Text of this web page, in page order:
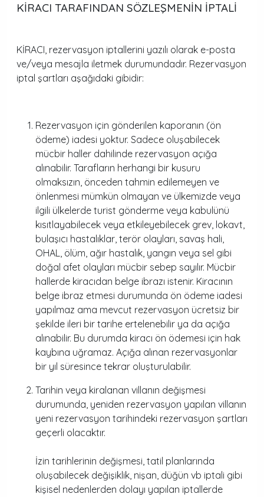
KİRACI TARAFINDAN SÖZLEŞMENİN İPTALİ
KİRACI, rezervasyon iptallerini yazılı olarak e-posta
ve/veya mesajla iletmek durumundadır. Rezervasyon
iptal şartları aşağıdaki gibidir:
Rezervasyon için gönderilen kaporanın (ön
ödeme) iadesi yoktur. Sadece oluşabilecek
mücbir haller dahilinde rezervasyon açığa
alınabilir. Tarafların herhangi bir kusuru
olmaksızın, önceden tahmin edilemeyen ve
önlenmesi mümkün olmayan ve ülkemizde veya
ilgili ülkelerde turist gönderme veya kabulünü
kısıtlayabilecek veya etkileyebilecek grev, lokavt,
bulaşıcı hastalıklar, terör olayları, savaş hali,
OHAL, ölüm, ağır hastalık, yangın veya sel gibi
doğal afet olayları mücbir sebep sayılır. Mücbir
hallerde kiracıdan belge ibrazı istenir. Kiracının
belge ibraz etmesi durumunda ön ödeme iadesi
yapılmaz ama mevcut rezervasyon ücretsiz bir
şekilde ileri bir tarihe ertelenebilir ya da açığa
alınabilir. Bu durumda kiracı ön ödemesi için hak
kaybına uğramaz. Açığa alınan rezervasyonlar
bir yıl süresince tekrar oluşturulabilir.
Tarihin veya kiralanan villanın değişmesi
durumunda, yeniden rezervasyon yapılan villanın
yeni rezervasyon tarihindeki rezervasyon şartları
geçerli olacaktır.
İzin tarihlerinin değişmesi, tatil planlarında
oluşabilecek değişiklik, nişan, düğün vb iptali gibi
kişisel nedenlerden dolayı yapılan iptallerde